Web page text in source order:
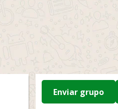
Enviar grupo